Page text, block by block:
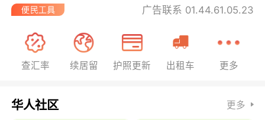
广告联系 01.44.61.05.23
查汇率 续居留 护照更新 出租车 更多
华人社区 更多